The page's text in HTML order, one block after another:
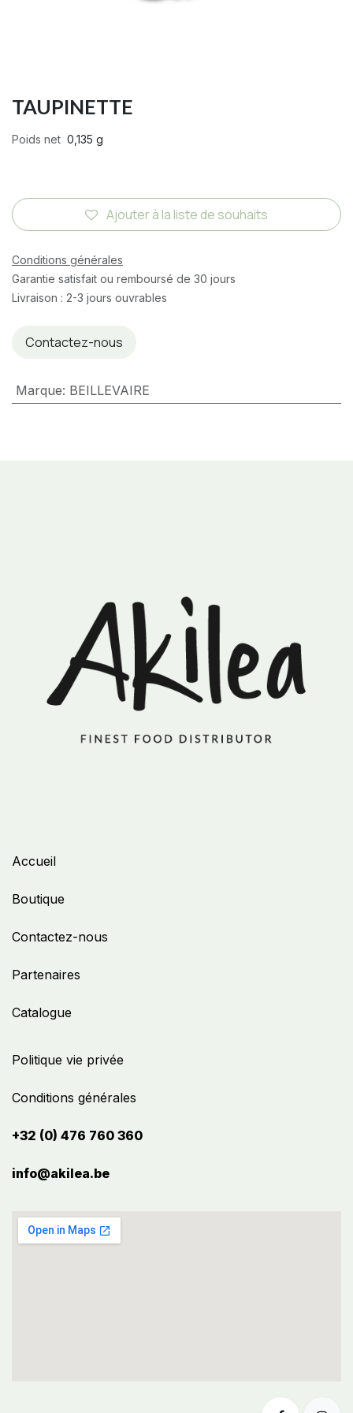
TAUPINETTE
Poids net 0,135 g
Ajouter à la liste de souhaits
Conditions générales
Garantie satisfait ou remboursé de 30 jours
Livraison : 2-3 jours ouvrables
Contactez-nous
Marque: BEILLEVAIRE
Politique vie privée
Conditions générales
+32 (0) 476 760 360
info@akilea.be​
Accueil
Boutique
Contactez-nous
Partenaires
Catalogue